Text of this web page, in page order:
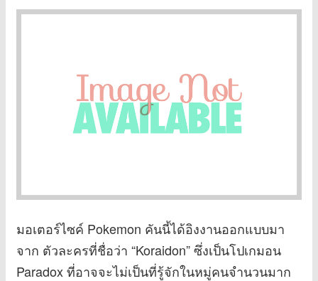
มอเตอร์ไซค์ Pokemon คันนี้ได้อิงงานออกแบบมา
จาก ตัวละครที่ชื่อว่า “Koraidon” ซึ่งเป็นโปเกมอน
Paradox ที่อาจจะไม่เป็นที่รู้จักในหมู่คนจำนวนมาก